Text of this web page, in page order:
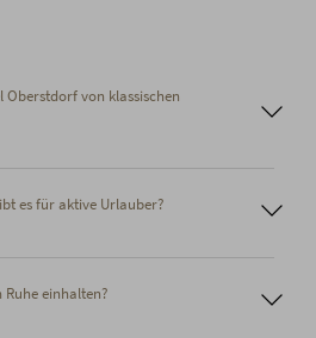
Oberstdorf von klassischen
es für aktive Urlauber?
Ruhe einhalten?